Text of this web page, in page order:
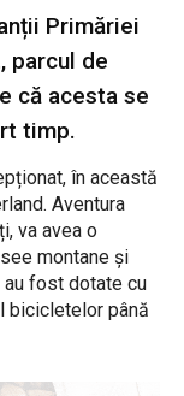
Primăriei
parcul de
că acesta se
timp.
în această
Aventura
va avea o
montane și
fost dotate cu
bicicletelor până